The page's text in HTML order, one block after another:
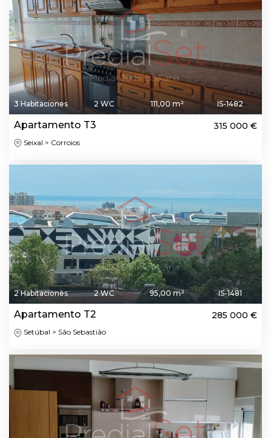
3 Habitaciones 2 WC 111,00 m² IS-1482
Apartamento T3 315 000 €
Seixal > Corroios
2 Habitaciones 2 WC 95,00 m² IS-1481
Apartamento T2 285 000 €
Setúbal > São Sebastião